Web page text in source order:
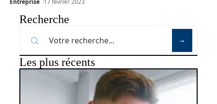
Entreprise 17 février 2023
Recherche
Les plus récents